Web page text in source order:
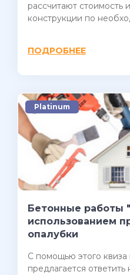
рассчитают стоимость
конструкции по
ПОДРОБНЕЕ
Platinum
Бетонные работы
использованием
опалубки
С помощью этого квиза
предлагается